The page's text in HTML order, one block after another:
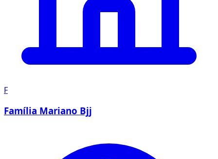
F
Família Mariano Bjj